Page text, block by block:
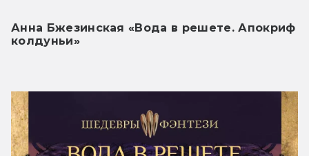
Анна Бжезинская «Вода в решете. Апокриф
колдуньи»